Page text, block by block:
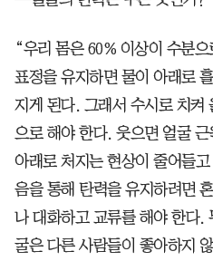
“우리 몸은 60% 이상이 수분
표정을 유지하면 물이 아래로
지게 된다. 그래서 수시로 치켜
으로 해야 한다. 웃으면 얼굴
아래로 처지는 현상이 줄어들
음을 통해 탄력을 유지하려면
나 대화하고 교류를 해야 한다.
굴은 다른 사람들이 좋아하지